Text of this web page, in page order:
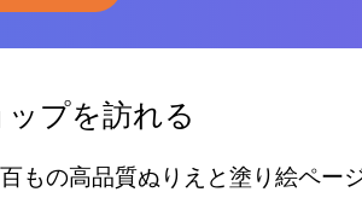
プを訪れる
もの高品質ぬりえと塗り絵ペー